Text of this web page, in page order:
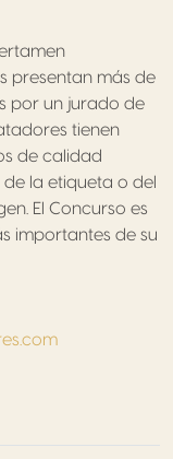
presentan más de
por un jurado de
tienen
de calidad
la etiqueta o del
El Concurso es
importantes de su
/ X
Linkedin